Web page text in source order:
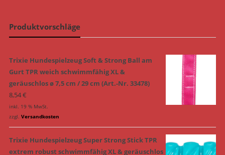
Produktvorschläge
Trixie Hundespielzeug Soft & Strong Ball am
Gurt TPR weich schwimmfähig XL &
geräuschlos ø 7,5 cm / 29 cm (Art.-Nr. 33478)
8,54€
inkl. 19 % MwSt.
zzgl. Versandkosten
Trixie Hundespielzeug Super Strong Stick TPR
extrem robust schwimmfähig XL & geräuschlos